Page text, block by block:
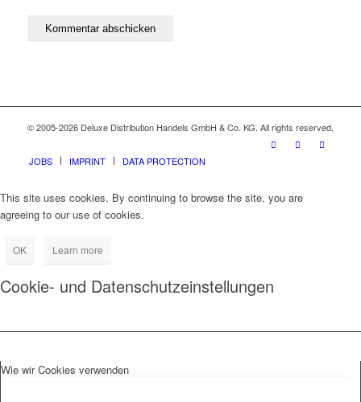
© 2005-2026 Deluxe Distribution Handels GmbH & Co. KG. All rights reserved,
JOBS IMPRINT DATA PROTECTION
This site uses cookies. By continuing to browse the site, you are
agreeing to our use of cookies.
OK Learn more
Cookie- und Datenschutzeinstellungen
Wie wir Cookies verwenden